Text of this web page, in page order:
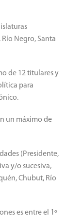
Negro, Santa
de 12 titulares y
para
un máximo de
(Presidente,
y/o sucesiva,
Chubut, Río
es entre el 1º